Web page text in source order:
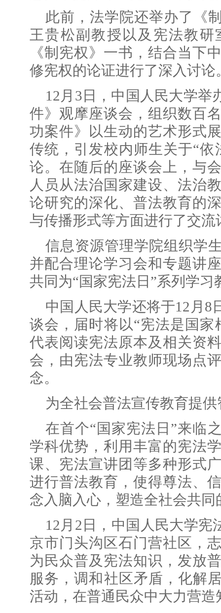
此前，法学院还举办了《
王贵松副教授以及宪法教
《制宪权》一书，结合当下
修宪权的论证进行了深入讨论
12月3日，中国人民大学举
件》观摩座谈会，组织数百
功案件》以生动的艺术形式
传统，引发校内师生关于“
论。在随后的座谈会上，与
人员从法治国家建设、法治
论研究的深化、普法教育的
与传播形式等方面进行了交
信息资源管理学院组织学
并配合理论学习会和专题讲
共同为“国家宪法日”系列学习
中国人民大学还将于12月8
谈会，届时将以“宪法是国
代表阅读宪法原本及相关资
会，由宪法专业教师现场点
念。
为全社会普法宣传教育提
在首个“国家宪法日”来临
学科优势，利用丰富的宪法
课、宪法宣讲团等多种形式
进行普法教育，使得尊法、
念入脑入心，塑造全社会共同
12月2日，中国人民大学宪
京市门头沟区石门营社区，
为民众普及宪法知识，发放
服务，调和社区矛盾，化解
活动，在普通民众中大力营